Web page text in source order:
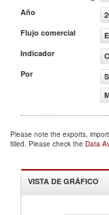
Año
Flujo comercial
Indicador
Por
Please note the exports,
filled. Please check the Data
VISTA DE GRÁFICO